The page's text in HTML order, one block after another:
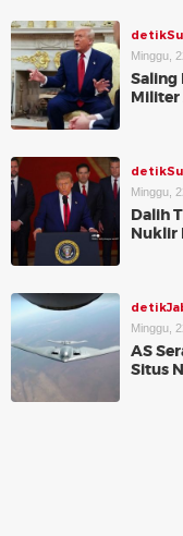
Minggu,
Saling
Militer
Minggu,
Dalih
Nuklir
Minggu,
AS
Situs